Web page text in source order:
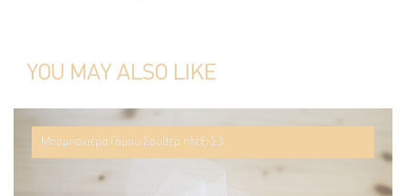
YOU MAY ALSO LIKE
Μπομπονιέρα Γάμου Σουβέρ πλέξι Σ3